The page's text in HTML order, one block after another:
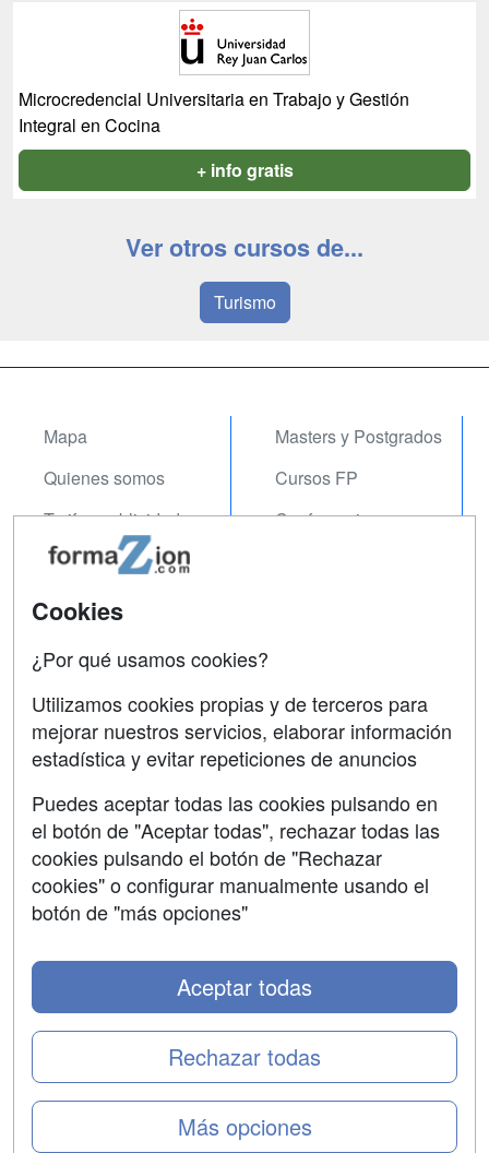
Microcredencial Universitaria en Trabajo y Gestión
Integral en Cocina
+ info gratis
Ver otros cursos de...
Turismo
Mapa
Quienes somos
Tarifas publicidad
Acceso Usuarios
Acceso Centros
Masters y Postgrados
Cursos FP
Conferencias
Contactar
Confidencialidad
Aviso legal
Copyleft
Cookies
¿Por qué usamos cookies?
Utilizamos cookies propias y de terceros para
mejorar nuestros servicios, elaborar información
estadística y evitar repeticiones de anuncios
Puedes aceptar todas las cookies pulsando en
el botón de "Aceptar todas", rechazar todas las
cookies pulsando el botón de "Rechazar
cookies" o configurar manualmente usando el
botón de "más opciones"
Más opciones
Rechazar todas
Aceptar todas